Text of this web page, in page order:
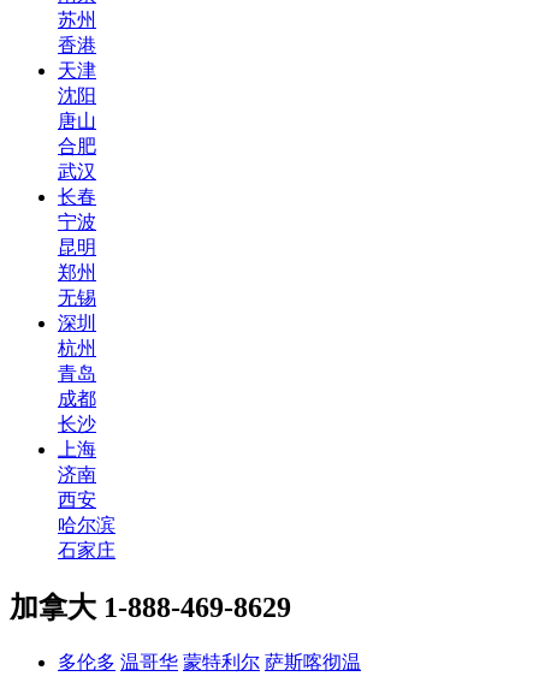
苏州
香港
天津
沈阳
唐山
合肥
武汉
长春
宁波
昆明
郑州
无锡
深圳
杭州
青岛
成都
长沙
上海
济南
西安
哈尔滨
石家庄
加拿大 1-888-469-8629
多伦多 温哥华 蒙特利尔 萨斯喀彻温